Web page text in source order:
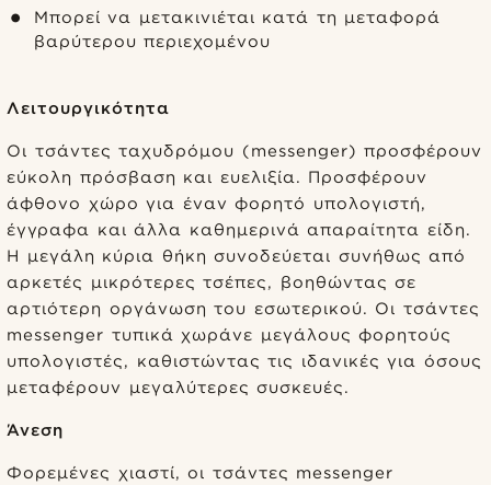
Μπορεί να μετακινιέται κατά τη μεταφορά
βαρύτερου περιεχομένου
Λειτουργικότητα
Οι τσάντες ταχυδρόμου (messenger) προσφέρουν
εύκολη πρόσβαση και ευελιξία. Προσφέρουν
άφθονο χώρο για έναν φορητό υπολογιστή,
έγγραφα και άλλα καθημερινά απαραίτητα είδη.
Η μεγάλη κύρια θήκη συνοδεύεται συνήθως από
αρκετές μικρότερες τσέπες, βοηθώντας σε
αρτιότερη οργάνωση του εσωτερικού. Οι τσάντες
messenger τυπικά χωράνε μεγάλους φορητούς
υπολογιστές, καθιστώντας τις ιδανικές για όσους
μεταφέρουν μεγαλύτερες συσκευές.
Άνεση
Φορεμένες χιαστί, οι τσάντες messenger